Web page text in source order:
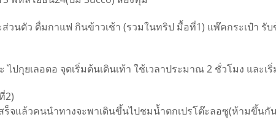
ส่วนตัว ดื่มกาแฟ กินข้าวเช้า (รวมในทริป มื้อที่1) แพ๊คกระเป๋า
ไปกุยเลอตอ จุดเริ่มต้นเดินเท้า ใช้เวลาประมาณ 2 ชั่วโมง และเ
2)
ร็จแล้วคนนำทางจะพาเดินขึ้นไปชมน้ำตกเปรโต๊ะลอซู(ห้ามขึ้นกั